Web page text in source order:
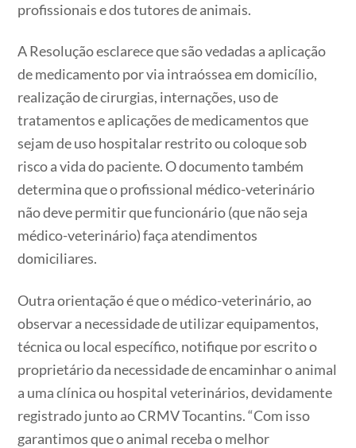
profissionais e dos tutores de animais.
A Resolução esclarece que são vedadas a aplicação
de medicamento por via intraóssea em domicílio,
realização de cirurgias, internações, uso de
tratamentos e aplicações de medicamentos que
sejam de uso hospitalar restrito ou coloque sob
risco a vida do paciente. O documento também
determina que o profissional médico-veterinário
não deve permitir que funcionário (que não seja
médico-veterinário) faça atendimentos
domiciliares.
Outra orientação é que o médico-veterinário, ao
observar a necessidade de utilizar equipamentos,
técnica ou local específico, notifique por escrito o
proprietário da necessidade de encaminhar o animal
a uma clínica ou hospital veterinários, devidamente
registrado junto ao CRMV Tocantins. “Com isso
garantimos que o animal receba o melhor